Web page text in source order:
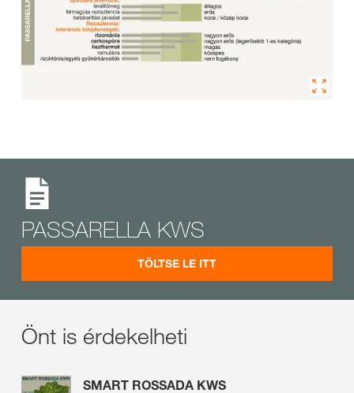
PASSARELLA KWS
TÖLTSE LE ITT
Önt is érdekelheti
SMART ROSSADA KWS